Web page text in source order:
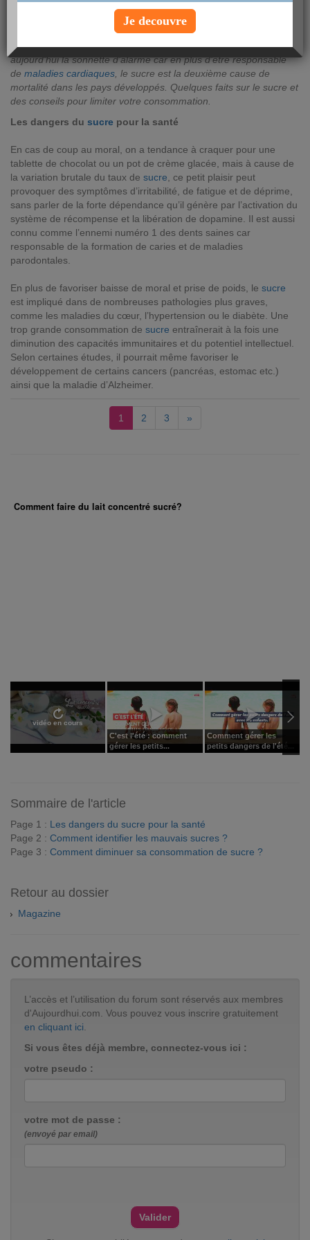
Bon pour les papilles, mais bien moins pour la santé, le sucre est
omniprésent. Pouvoirs publics et organismes de santé tirent
aujourd’hui la sonnette d’alarme car en plus d’être responsable
de maladies cardiaques , le sucre est la deuxième cause de
mortalité dans les pays développés. Quelques faits sur le sucre et
des conseils pour limiter votre consommation.
Les dangers du sucre pour la santé
En cas de coup au moral, on a tendance à craquer pour une
tablette de chocolat ou un pot de crème glacée, mais à cause de
la variation brutale du taux de sucre , ce petit plaisir peut
provoquer des symptômes d’irritabilité, de fatigue et de déprime,
sans parler de la forte dépendance qu’il génère par l’activation du
système de récompense et la libération de dopamine. Il est aussi
connu comme l’ennemi numéro 1 des dents saines car
responsable de la formation de caries et de maladies
parodontales.
En plus de favoriser baisse de moral et prise de poids, le sucre
est impliqué dans de nombreuses pathologies plus graves,
comme les maladies du cœur, l’hypertension ou le diabète. Une
trop grande consommation de sucre entraînerait à la fois une
diminution des capacités immunitaires et du potentiel intellectuel.
Selon certaines études, il pourrait même favoriser le
développement de certains cancers (pancréas, estomac etc.)
ainsi que la maladie d’Alzheimer.
1 2 3 »
Comment faire du lait concentré sucré?
vidéo en cours
C'est l'été : comment
gérer les petits...
Comment gérer les
petits dangers de l'été...
Sommaire de l'article
Page 1 : Les dangers du sucre pour la santé
Page 2 : Comment identifier les mauvais sucres ?
Page 3 : Comment diminuer sa consommation de sucre ?
Retour au dossier
Magazine
commentaires
L’accès et l’utilisation du forum sont réservés aux membres
d'Aujourdhui.com. Vous pouvez vous inscrire gratuitement
en cliquant ici.
Si vous êtes déjà membre, connectez-vous ici :
votre pseudo :
votre mot de passe :
(envoyé par email)
Je decouvre